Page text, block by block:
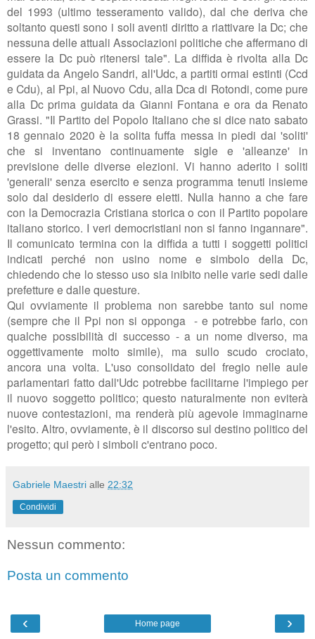
del 1993 (ultimo tesseramento valido), dal che deriva che
soltanto questi sono i soliaventi diritto a riattivare la Dc; che
nessuna delle attuali Associazioni politiche che affermano di
essere la Dc può ritenersi tale". La diffida è rivolta alla Dc
guidata da Angelo Sandri, all'Udc, a partiti ormai estinti (Ccd
e Cdu), al Ppi, al Nuovo Cdu, alla Dca di Rotondi, come pure
alla Dc prima guidata da Gianni Fontana e ora da Renato
Grassi. "Il Partito del Popolo Italiano che si dice nato sabato
18 gennaio 2020 è la solita fuffa messa in piedi dai 'soliti'
che si inventano continuamente sigle e 'alleanze' in
previsione delle diverse elezioni. Vi hanno aderito i soliti
'generali'senza esercito e senza programma tenuti insieme
solo dal desiderio di essere eletti. Nulla hanno a che fare
con la Democrazia Cristiana storica o con il Partito popolare
italiano storico. I veri democristiani non si fanno ingannare".
Il comunicato termina con la diffida a tutti i soggetti politici
indicati perché non usino nome e simbolo della Dc,
chiedendo che lo stesso uso sia inibito nelle varie sedi dalle
prefetture e dalle questure.
Qui ovviamente il problema non sarebbe tanto sul nome
(sempre che il Ppi non si opponga - e potrebbe farlo, con
qualche possibilità di successo - a un nome diverso, ma
oggettivamente molto simile), ma sullo scudo crociato,
ancora una volta. L'uso consolidato del fregio nelle aule
parlamentari fatto dall'Udc potrebbe facilitarne l'impiego per
il nuovo soggetto politico; questo naturalmente non eviterà
nuove contestazioni, ma renderà più agevole immaginarne
l'esito. Altro, ovviamente, è il discorso sul destino politico del
progetto; qui però i simboli c'entrano poco.
Gabriele Maestri alle 22:32
Condividi
Nessun commento:
Posta un commento
‹ ›
Home page